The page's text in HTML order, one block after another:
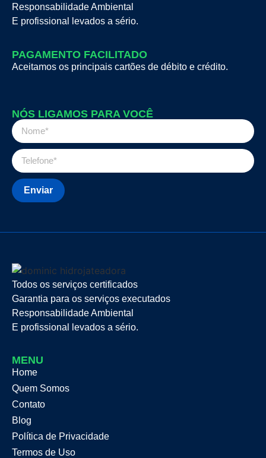
Responsabilidade Ambiental
E profissional levados a sério.
PAGAMENTO FACILITADO
Aceitamos os principais cartões de débito e crédito.
NÓS LIGAMOS PARA VOCÊ
Enviar
Todos os serviços certificados
Garantia para os serviços executados
Responsabilidade Ambiental
E profissional levados a sério.
MENU
Home
Quem Somos
Contato
Blog
Política de Privacidade
Termos de Uso